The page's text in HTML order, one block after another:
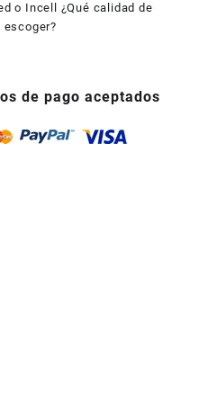
o Incell ¿Qué calidad de
de pago aceptados